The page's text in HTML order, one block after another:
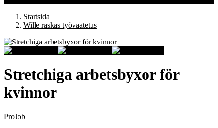
Startsida
Wille raskas työvaatetus
Stretchiga arbetsbyxor för
kvinnor
ProJob